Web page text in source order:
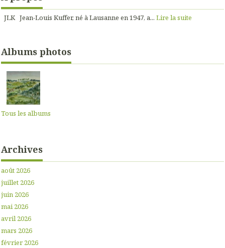
JLK Jean-Louis Kuffer, né à Lausanne en 1947, a... Lire la suite
Albums photos
Tous les albums
Archives
août 2026
juillet 2026
juin 2026
mai 2026
avril 2026
mars 2026
février 2026